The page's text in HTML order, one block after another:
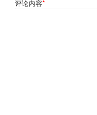
评论内容*